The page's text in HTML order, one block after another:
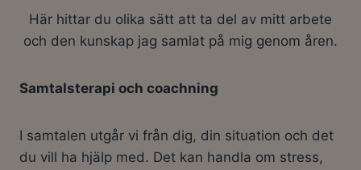
Här hittar du olika sätt att ta del av mitt arbete
och den kunskap jag samlat på mig genom åren.
Samtalsterapi och coachning
I samtalen utgår vi från dig, din situation och det
du vill ha hjälp med. Det kan handla om stress,